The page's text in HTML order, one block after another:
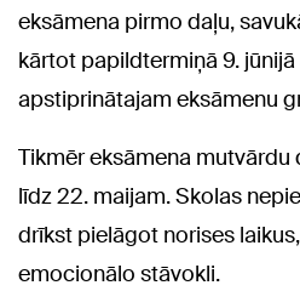
eksāmena pirmo daļu,
kārtot papildtermiņā 9.
apstiprinātajam eksāmenu
Tikmēr eksāmena mutvārdu
līdz 22. maijam. Skolas
drīkst pielāgot norises
emocionālo stāvokli.